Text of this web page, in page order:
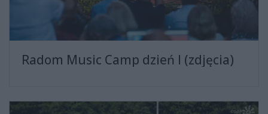
Radom Music Camp dzień I (zdjęcia)